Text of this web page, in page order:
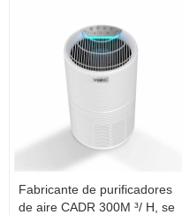
Fabricante de purificadores
de aire CADR 300M ³/ H, se